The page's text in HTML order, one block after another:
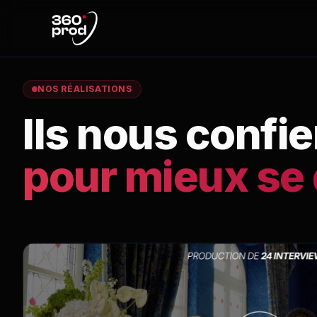
NOS RÉALISATIONS
Ils nous
pour mieux